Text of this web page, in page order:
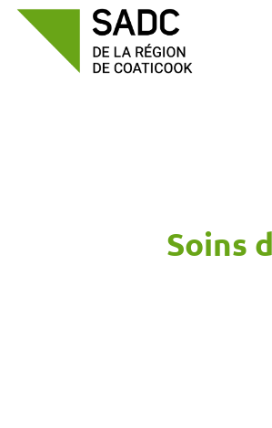
Passer
Soins